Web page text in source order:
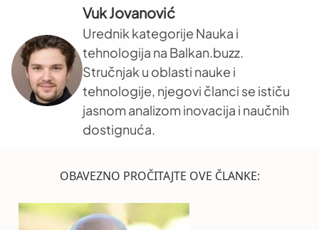
Vuk Jovanović
Urednik kategorije Nauka i
tehnologija na Balkan.buzz.
Stručnjak u oblasti nauke i
tehnologije, njegovi članci se ističu
jasnom analizom inovacija i naučnih
dostignuća.
OBAVEZNO PROČITAJTE OVE ČLANKE: